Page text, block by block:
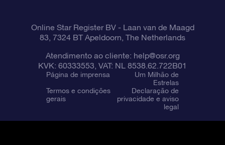
Online Star Register BV- Laan van de Maagd
83, 7324 BT Apeldoorn, The Netherlands
Atendimento ao cliente: help@osr.org
KVK: 60333553, VAT: NL 8538.62.722B01
Página de imprensa
Um Milhão de
Estrelas
Termos e condições
gerais
Declaração de
privacidade e aviso
legal